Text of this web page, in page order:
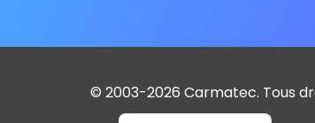
© 2003-2026 Carmatec. Tous
Italian